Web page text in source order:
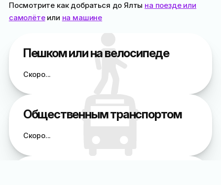
Посмотрите как добраться до Ялты на поезде или
самолётеили на машине
Пешком или на велосипеде
Скоро...
Общественным транспортом
Скоро...